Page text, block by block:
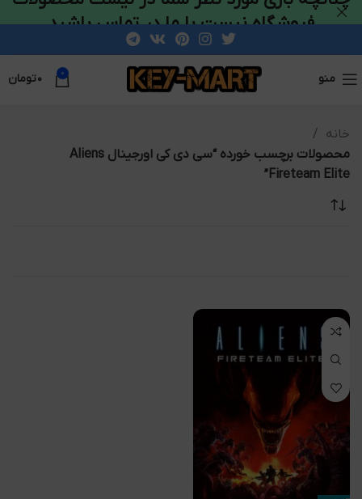
منو 0 ۰تومان
خانه
محصولات برچسب خورده “سی دی کی اورجینال Aliens
Fireteam Elite”
فروشگاه نیست با ما در تماس باشید